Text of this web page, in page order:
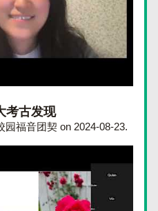
考古发现
园福音团契 on 2024-08-23.